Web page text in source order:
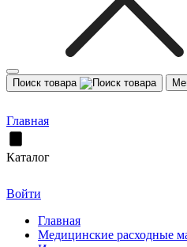
Поиск товара
Главная
Каталог
Войти
Главная
Медицинские расходные